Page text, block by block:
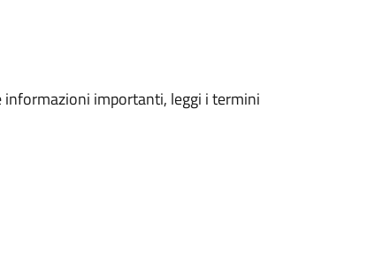
informazioni importanti, leggi i termini